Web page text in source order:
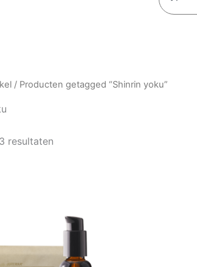
/ Producten getagged “Shinrin yoku”
resultaten